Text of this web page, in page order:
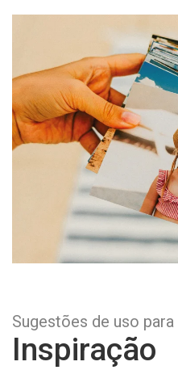
Sugestões de uso
Inspiração